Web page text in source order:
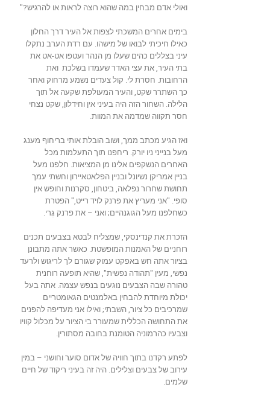
ואולי אדם מבחין במה שהוא רוצה לראות או להרגיש?"
בימים אחרים המשכתי לצפות אל העיר דרך החלון
כאילו חיכיתי לבואו של מישהו. עם רדת הערב נתקלו
עיני בצללים כהים שעלו מן הנהר ועטפו אט-אט את
בתי העיר, את עצי האדר שעמדו בשלכת ואת
הרחובות. חסרת לי. קול צעדים נשמע מרחוק ואחר
כך השתרר שקט, והעיר המעולפת שקעה אל תוך
הלילה. השחור הזה היה בעיני אין וחידלון, שקט נצחי
חסר תקווה שמדמה את המוות.
ואז הגיע מכתב ממך, ושוב הובלת אותי בריחוף מענג
מעל בנייני ניו יורק. ריחפנו תוך התעלמות מכל
האחרים הנשקפים אלינו מן המציאות. חלפנו מעל
בניין אמריקן נשיונל ובניין הפלאטאיירון וחשתי עמך
תחושת שחרור נפלאה, ביטחון, סקרנות וחופש אין
סופי. "אני מעריץ את פרנק לויד רייט," הפטרת
כשחלפנו מעל הגוגנהיים; ואני – את פרנק גֶרי.
הזכרת את קנדינסקי, שמצליח לבטא בצבעים תכנים
רוחניים של האמנות המופשטת. כאשר אתה מתבונן
בציור אתה חש באפקט עמוק שגורם לך לריגוש ולרעד
נפשי, מעין "תהודה נפשית", שהיא תופעה רוחנית
טהורה שבה הצבעים נוגעים בנפש עצמה. אתה בעל
יכולת מיוחדת להבחין באלמנטים הגאומטריים
שמרכיבים כל ציור, השבתי; ואילו אני מעדיפה להפנים
את התחושה הכללית שמעורר בי הציור על מכלול קוויו
וצבעיו כהרמוניה הטומנת בחובה מסתורין.
לפתע רקדנו בתוך חוויה של אדום סוער וחושני – במין
עירוב של צבעים וצלילים. היה זה בעיני ריקוד של חיים
שלמים.